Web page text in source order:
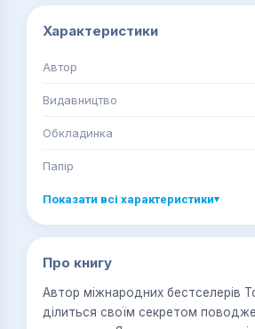
Характеристики
Автор
Видавництво
Обкладинка
Папір
Показати всі характеристики▾
Про книгу
Автор міжнародних бестселерів
ділиться своїм секретом